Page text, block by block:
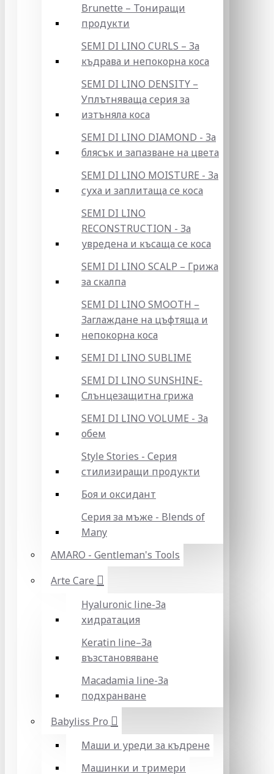
Brunette – Тониращи
продукти
SEMI DI LINO CURLS – За
къдрава и непокорна коса
SEMI DI LINO DENSITY –
Уплътняваща серия за
изтъняла коса
SEMI DI LINO DIAMOND - За
блясък и запазване на цвета
SEMI DI LINO MOISTURE - За
суха и заплитаща се коса
SEMI DI LINO
RECONSTRUCTION - За
увредена и късаща се коса
SEMI DI LINO SCALP – Грижа
за скалпа
SEMI DI LINO SMOOTH –
Заглаждане на цъфтяща и
непокорна коса
SEMI DI LINO SUBLIME
SEMI DI LINO SUNSHINE-
Слънцезащитна грижа
SEMI DI LINO VOLUME - За
обем
Style Stories - Серия
стилизиращи продукти
Боя и оксидант
Серия за мъже - Blends of
Many
AMARO - Gentleman's Tools
Arte Care
Hyaluronic line-За
хидратация
Keratin line–За
възстановяване
Macadamia line-За
подхранване
Babyliss Pro
Маши и уреди за къдрене
Машинки и тримери